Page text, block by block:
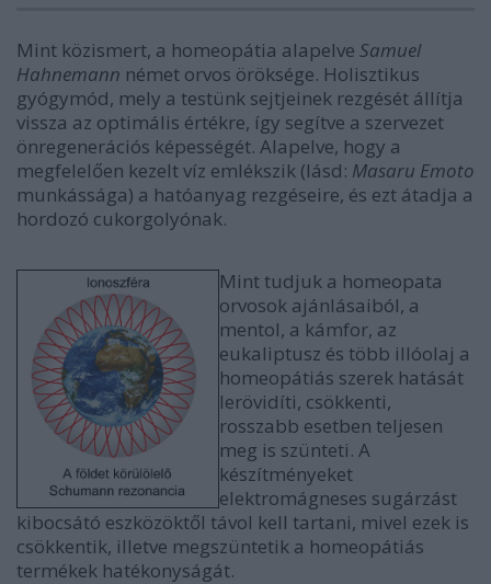
Mint közismert, a homeopátia alapelve Samuel
Hahnemann német orvos öröksége. Holisztikus
gyógymód, mely a testünk sejtjeinek rezgését állítja
vissza az optimális értékre, így segítve a szervezet
önregenerációs képességét. Alapelve, hogy a
megfelelően kezelt víz emlékszik (lásd: Masaru Emoto
munkássága) a hatóanyag rezgéseire, és ezt átadja a
hordozó cukorgolyónak.
Mint tudjuk a homeopata
orvosok ajánlásaiból, a
mentol, a kámfor, az
eukaliptusz és több illóolaj a
homeopátiás szerek hatását
lerövidíti, csökkenti,
rosszabb esetben teljesen
meg is szünteti. A
készítményeket
elektromágneses sugárzást
kibocsátó eszközöktől távol kell tartani, mivel ezek is
csökkentik, illetve megszüntetik a homeopátiás
termékek hatékonyságát.